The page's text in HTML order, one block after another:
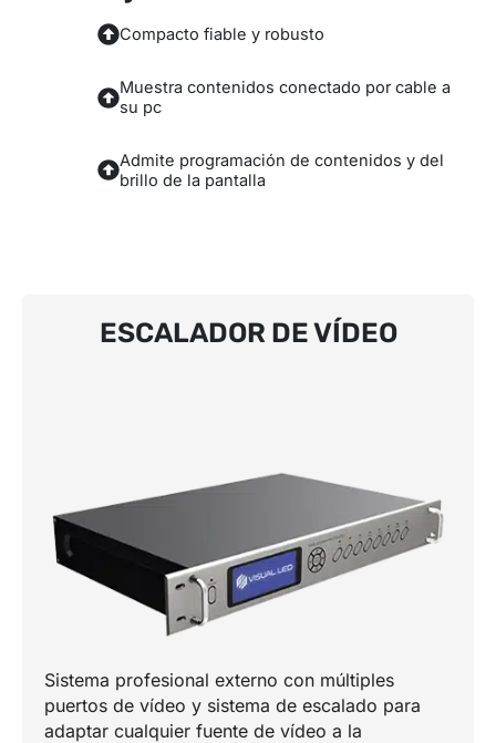
Compacto fiable y robusto
Muestra contenidos conectado por cable a
su pc
Admite programación de contenidos y del
brillo de la pantalla
ESCALADOR DE VÍDEO
Sistema profesional externo con múltiples
puertos de vídeo y sistema de escalado para
adaptar cualquier fuente de vídeo a la